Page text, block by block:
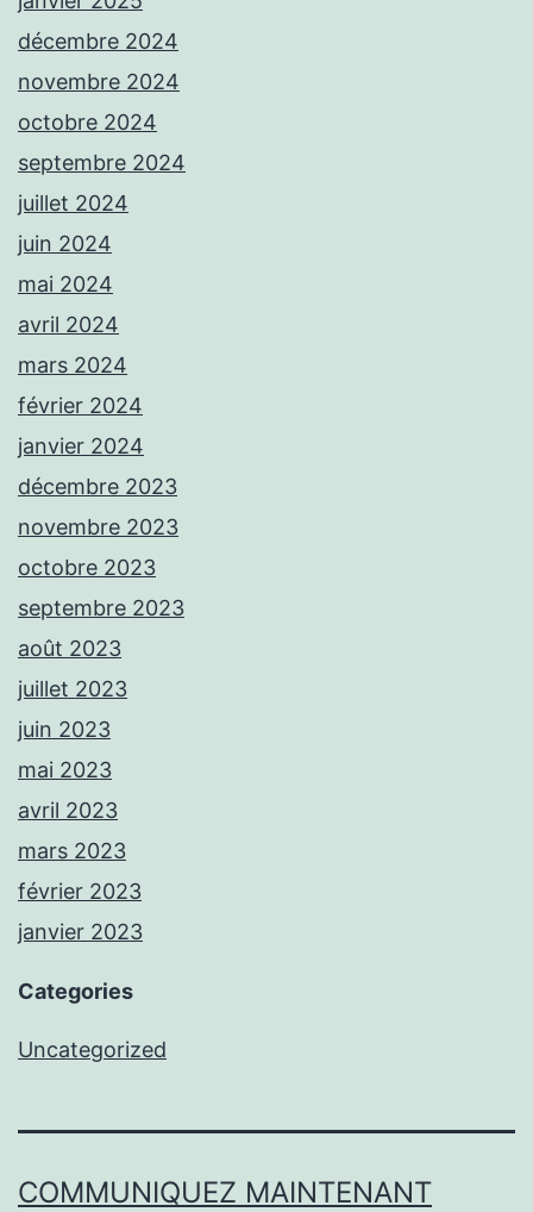
décembre 2024
novembre 2024
octobre 2024
septembre 2024
juillet 2024
juin 2024
mai 2024
avril 2024
mars 2024
février 2024
janvier 2024
décembre 2023
novembre 2023
octobre 2023
septembre 2023
août 2023
juillet 2023
juin 2023
mai 2023
avril 2023
mars 2023
février 2023
janvier 2023
Categories
Uncategorized
COMMUNIQUEZ MAINTENANT